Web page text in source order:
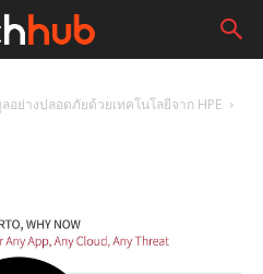
อย่างปลอดภัยด้วยเทคโนโลยีจาก HPE